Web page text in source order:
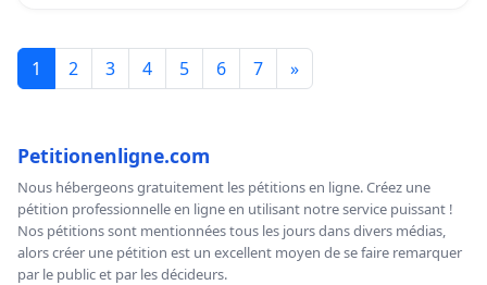
1 2 3 4 5 6 7 »
Petitionenligne.com
Nous hébergeons gratuitement les pétitions en ligne. Créez une
pétition professionnelle en ligne en utilisant notre service puissant !
Nos pétitions sont mentionnées tous les jours dans divers médias,
alors créer une pétition est un excellent moyen de se faire remarquer
par le public et par les décideurs.